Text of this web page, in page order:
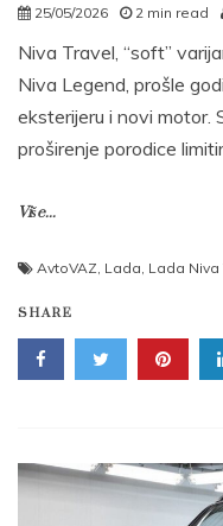
25/05/2026 2 min read
Niva Travel, “soft”
Niva Legend, prošle
eksterijeru i novi motor.
proširenje porodice
Više...
AvtoVAZ, Lada, Lada Niva
SHARE